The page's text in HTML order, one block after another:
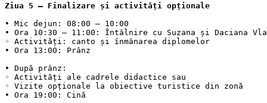
Ziua 5 – Finalizare și activități opționale
• Mic dejun: 08:00 – 10:00
• Ora 10:30 – 11:00: Întâlnire cu Suzana și Daciana
◦ Activități: canto și înmânarea diplomelor
• Ora 13:00: Prânz
• După prânz:
◦ Activități ale cadrele didactice sau
◦ Vizite opționale la obiective turistice din zonă
• Ora 19:00: Cină